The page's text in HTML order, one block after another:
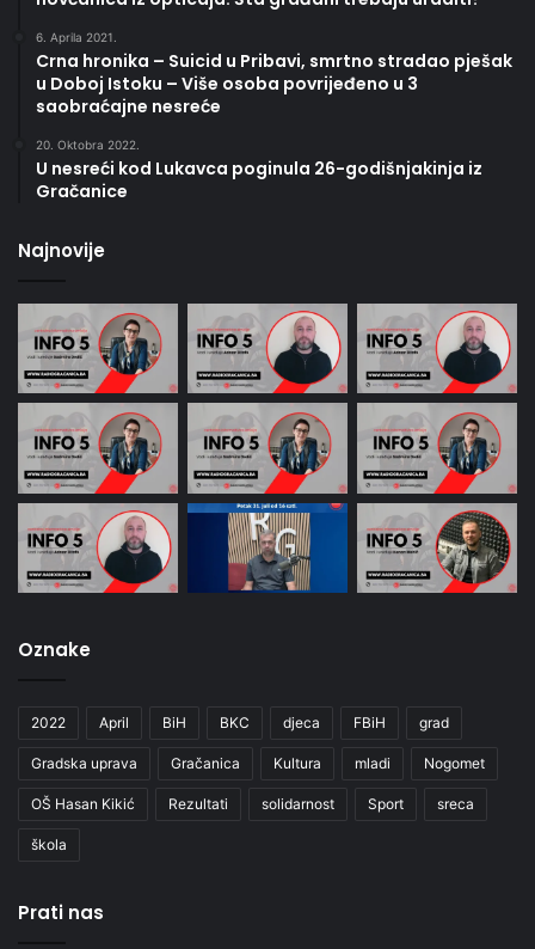
6. Aprila 2021.
Crna hronika – Suicid u Pribavi, smrtno stradao pješak
u Doboj Istoku – Više osoba povrijeđeno u 3
saobraćajne nesreće
20. Oktobra 2022.
U nesreći kod Lukavca poginula 26-godišnjakinja iz
Gračanice
Najnovije
Oznake
2022 April BiH BKC djeca FBiH grad
Gradska uprava Gračanica Kultura mladi Nogomet
OŠ Hasan Kikić Rezultati solidarnost Sport sreca
škola
Prati nas